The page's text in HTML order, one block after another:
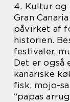
4. Kultur og
Gran
påvirket af
historien.
festivaler,
Det er også
kanariske
fisk, mojo-
“papas